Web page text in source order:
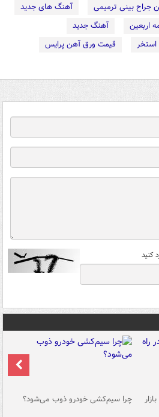
جراح بینی ترمیمی
آهنگ های جدید
اربعین
آهنگ جدید
استخر
قیمت ورق آهن پرایس
کنید
چرا سیم‌کشی خودرو ذوب می‌شود؟